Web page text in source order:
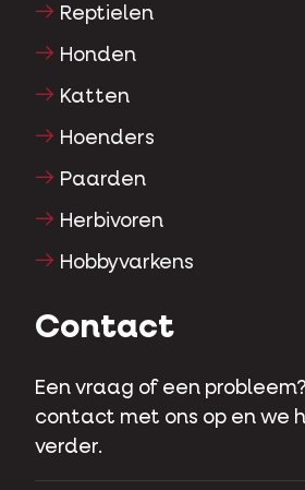
Reptielen
Honden
Katten
Hoenders
Paarden
Herbivoren
Hobbyvarkens
Contact
Een vraag of een
contact met ons op en we
verder.